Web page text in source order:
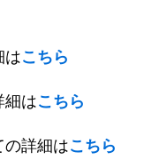
はこちら
細はこちら
詳細はこちら